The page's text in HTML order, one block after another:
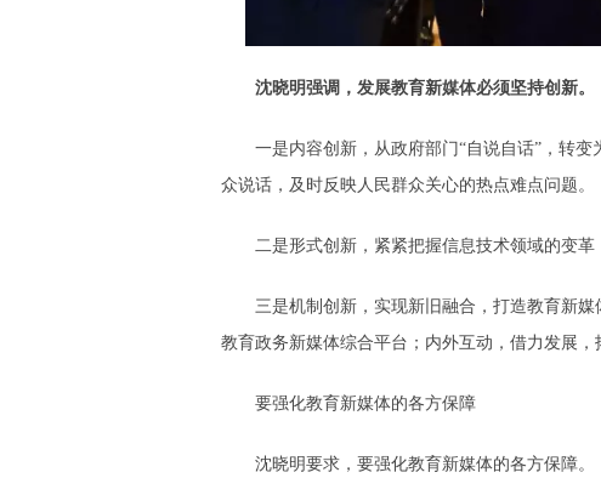
沈晓明强调，发展教育新媒体必须坚持创新。
一是内容创新，从政府部门“自说自话”，转变
众说话，及时反映人民群众关心的热点难点问题。
二是形式创新，紧紧把握信息技术领域的变革
三是机制创新，实现新旧融合，打造教育新媒
教育政务新媒体综合平台；内外互动，借力发展，
要强化教育新媒体的各方保障
沈晓明要求，要强化教育新媒体的各方保障。